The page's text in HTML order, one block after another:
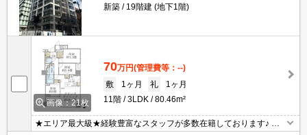
新築
19階建 (地下1階)
画像：21枚
70万円(管理費等：--)
敷
1ヶ月 礼
1ヶ月
11階
3LDK 80.46m²
★エリア最大級★経験豊富なスタッフが多数在籍しております♪ 初